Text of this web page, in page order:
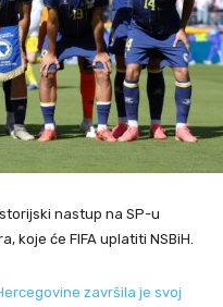
nastup na SP-u
koje će FIFA uplatiti NSBiH.
završila je svoj